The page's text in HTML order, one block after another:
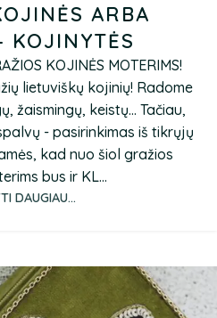
ARBA
KOJINYTĖS
KOJINĖS MOTERIMS!
lietuviškų kojinių! Radome
žaismingų, keistų... Tačiau,
- pasirinkimas iš tikrųjų
kad nuo šiol gražios
bus ir KL...
DAUGIAU...